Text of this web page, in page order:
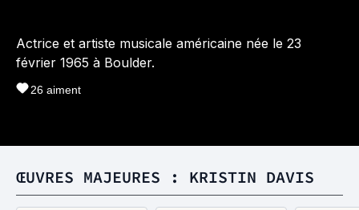
Actrice et artiste musicale américaine née le 23
février 1965 à Boulder.
26 aiment
ŒUVRES MAJEURES : KRISTIN DAVIS